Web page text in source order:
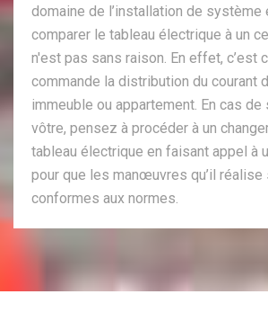
domaine de l’installation de système
comparer le tableau électrique à un
n'est pas sans raison. En effet, c’est
commande la distribution du courant
immeuble ou appartement. En cas
vôtre, pensez à procéder à un
tableau électrique en faisant appel à
pour que les manœuvres qu’il réalise
conformes aux normes.